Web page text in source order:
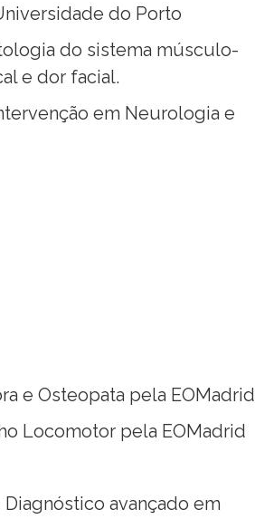
do Porto
do sistema músculo-
e dor facial.
em Neurologia e
e Osteopata pela EOMadrid
Locomotor pela EOMadrid
avançado em